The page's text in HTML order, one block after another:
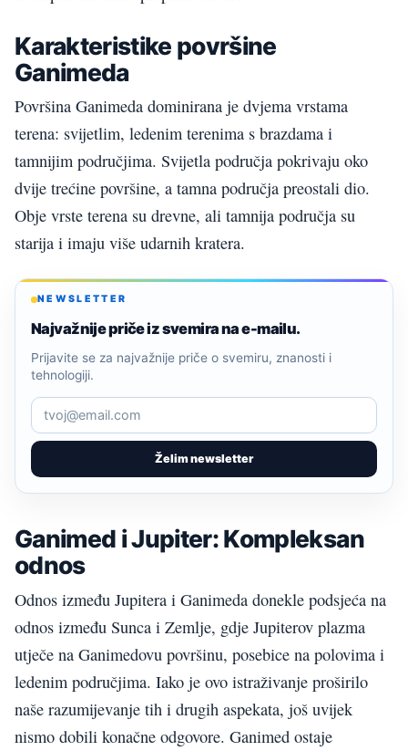
Karakteristike površine
Ganimeda
Površina Ganimeda dominirana je dvjema vrstama
terena: svijetlim, ledenim terenima s brazdama i
tamnijim područjima. Svijetla područja pokrivaju oko
dvije trećine površine, a tamna područja preostali dio.
Obje vrste terena su drevne, ali tamnija područja su
starija i imaju više udarnih kratera.
NEWSLETTER
Najvažnije priče iz svemira na e-mailu.
Želim newsletter
Prijavite se za najvažnije priče o svemiru, znanosti i
tehnologiji.
Ganimed i Jupiter: Kompleksan
odnos
Odnos između Jupitera i Ganimeda donekle podsjeća na
odnos između Sunca i Zemlje, gdje Jupiterov plazma
utječe na Ganimedovu površinu, posebice na polovima i
ledenim područjima. Iako je ovo istraživanje proširilo
naše razumijevanje tih i drugih aspekata, još uvijek
nismo dobili konačne odgovore. Ganimed ostaje